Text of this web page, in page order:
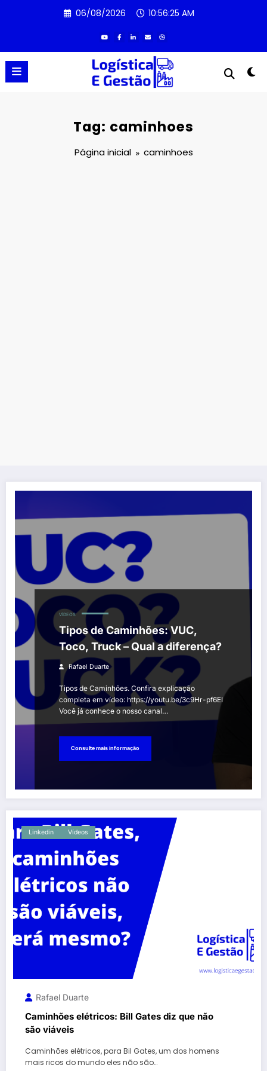
06/08/2026 10:56:25 AM
Tag: caminhoes
Página inicial caminhoes
VÍDEOS
Tipos de Caminhões: VUC,
Toco, Truck – Qual a diferença?
Rafael Duarte
Tipos de Caminhões. Confira explicação
completa em vídeo: https://youtu.be/3c9Hr-pf6EI
Você já conhece o nosso canal…
Consulte mais informação
Linkedin Vídeos
Rafael Duarte
Caminhões elétricos: Bill Gates diz que não
são viáveis
Caminhões elétricos, para Bil Gates, um dos homens
mais ricos do mundo eles não são…